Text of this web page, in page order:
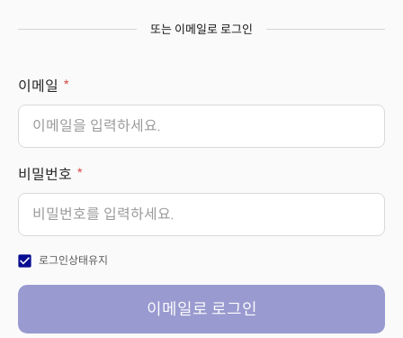
또는 이메일로 로그인
이메일
비밀번호
check_box 로그인상태유지
이메일로 로그인